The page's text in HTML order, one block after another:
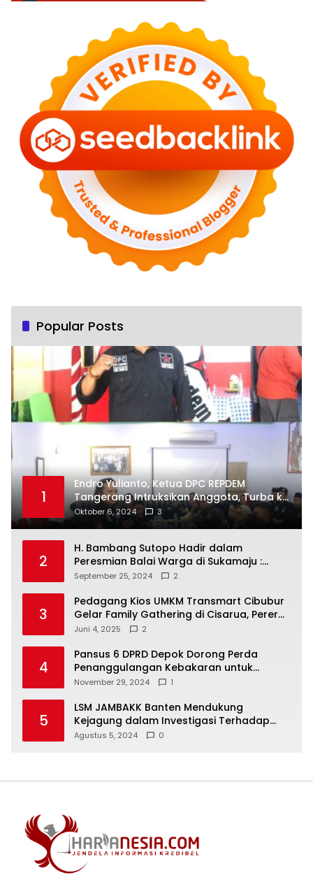
Popular Posts
1
Endro Yulianto, Ketua DPC REPDEM
Tangerang Intruksikan Anggota, Turba ke
Masyarakat Dan Jalani Apa Yang di
Putuskan RAKERCABSUS
Oktober 6, 2024 3
2
H. Bambang Sutopo Hadir dalam
Peresmian Balai Warga di Sukamaju :
Wadah Baru untuk Kolaborasi dan
September 25, 2024 2
3
Pedagang Kios UMKM Transmart Cibubur
Gelar Family Gathering di Cisarua, Pererat
Silaturahmi dan Kekompakan
Juni 4, 2025 2
4
Pansus 6 DPRD Depok Dorong Perda
Penanggulangan Kebakaran untuk
Keselamatan Warga
November 29, 2024 1
5
LSM JAMBAKK Banten Mendukung
Kejagung dalam Investigasi Terhadap
Walikota Bandar Lampung
Agustus 5, 2024 0